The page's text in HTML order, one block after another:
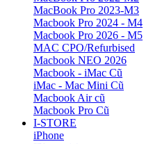
MacBook Pro 2023-M3
Macbook Pro 2024 - M4
Macbook Pro 2026 - M5
MAC CPO/Refurbised
Macbook NEO 2026
Macbook - iMac Cũ
iMac - Mac Mini Cũ
Macbook Air cũ
Macbook Pro Cũ
I-STORE
iPhone